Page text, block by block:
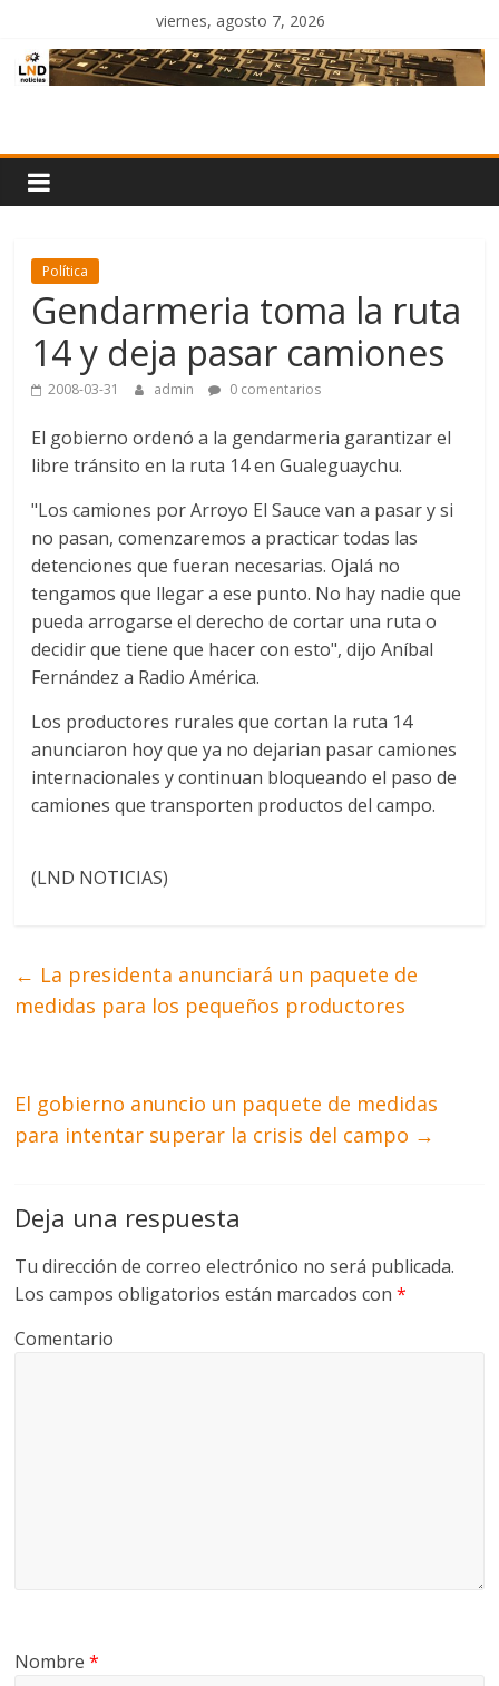
contenido
viernes, agosto 7, 2026
Noticias
Política
Gendarmeria toma la ruta
14 y deja pasar camiones
2008-03-31 admin 0 comentarios
El gobierno ordenó a la gendarmeria garantizar el
libre tránsito en la ruta 14 en Gualeguaychu.
"Los camiones por Arroyo El Sauce van a pasar y si
no pasan, comenzaremos a practicar todas las
detenciones que fueran necesarias. Ojalá no
tengamos que llegar a ese punto. No hay nadie que
pueda arrogarse el derecho de cortar una ruta o
decidir que tiene que hacer con esto", dijo Aníbal
Fernández a Radio América.
Los productores rurales que cortan la ruta 14
anunciaron hoy que ya no dejarian pasar camiones
internacionales y continuan bloqueando el paso de
camiones que transporten productos del campo.
(LND NOTICIAS)
← La presidenta anunciará un paquete de
medidas para los pequeños productores
El gobierno anuncio un paquete de medidas
para intentar superar la crisis del campo →
Deja una respuesta
Tu dirección de correo electrónico no será publicada.
Los campos obligatorios están marcados con*
Comentario
Nombre*